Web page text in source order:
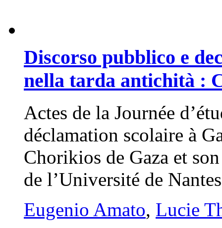
Discorso pubblico e
nella tarda antichità :
Actes de la Journée
déclamation scolaire à
Chorikios de Gaza et
de l’Université de
Eugenio Amato, Lucie